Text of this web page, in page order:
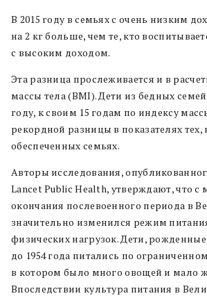
В 2015 году в семьях с очень низким
на 2 кг больше, чем те, кто
с высоким доходом.
Эта разница прослеживается и в
массы тела (BMI). Дети из бедных
году, к своим 15 годам по индексу
рекордной разницы в показателях тех,
обеспеченных семьях.
Авторы исследования,
Lancet Public Health, утверждают, что с
окончания послевоенного периода в
значительно изменился режим
физических нагрузок. Дети,
до 1954 года питались по
в котором было много овощей и мало
Впоследствии культура питания в